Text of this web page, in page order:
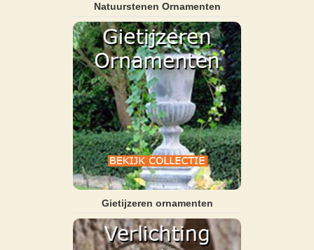
Natuurstenen Ornamenten
Gietijzeren ornamenten